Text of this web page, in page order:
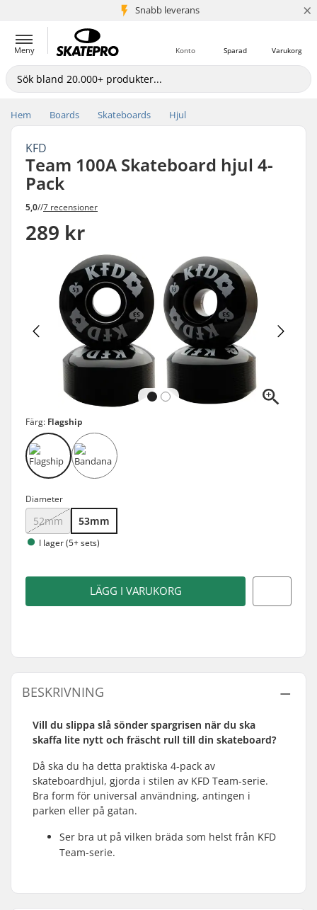
Snabb leverans
5+ milj. kunder ×
Meny Varukorg
Sparad
Konto
Hem Boards Skateboards Hjul
KFD
Team 100A Skateboard hjul 4-
Pack
5,0//7 recensioner
289 kr
Färg: Flagship
Diameter
52mm 53mm
I lager (5+ sets)
LÄGG I VARUKORG
BESKRIVNING
Vill du slippa slå sönder spargrisen när du ska
skaffa lite nytt och fräscht rull till din skateboard?
Då ska du ha detta praktiska 4-pack av
skateboardhjul, gjorda i stilen av KFD Team-serie.
Bra form för universal användning, antingen i
parken eller på gatan.
Ser bra ut på vilken bräda som helst från KFD
Team-serie.